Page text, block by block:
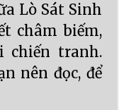
Lò Sát Sinh
châm biếm,
chiến tranh.
nên đọc, để